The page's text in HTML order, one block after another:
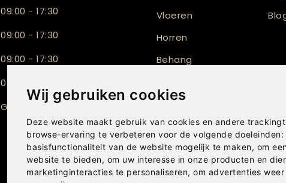
Wij gebruiken cookies
Deze website maakt gebruik van cookies en andere
browse-ervaring te verbeteren voor de volgende doeleinden:
basisfunctionaliteit van de website mogelijk te maken, om
website te bieden, om uw interesse in onze producten en
marketinginteracties te personaliseren, om advertenties
09:00 - 17:30
09:00 - 17:30
09:00 - 17:30
09:30 - 17:00
Gesloten
Vloeren
Horren
Behang
Shutters